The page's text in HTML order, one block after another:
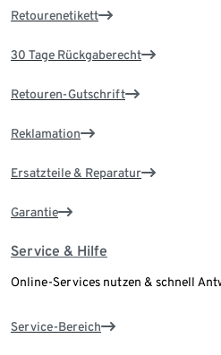
Retourenetikett
30 Tage Rückgaberecht
Retouren-Gutschrift
Reklamation
Ersatzteile & Reparatur
Garantie
Service & Hilfe
Online-Services nutzen & schnell
Service-Bereich